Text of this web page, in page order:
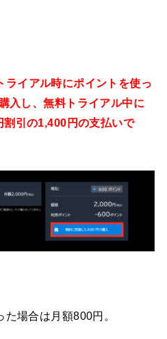
ライアル時にポイントを使っ
入し、無料トライアル中に
引の1,400円の支払いで
場合は月額800円。